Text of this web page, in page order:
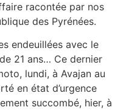
racontée par nos
des Pyrénées.
endeuillées avec le
21 ans… Ce dernier
lundi, à Avajan au
en état d’urgence
succombé, hier, à